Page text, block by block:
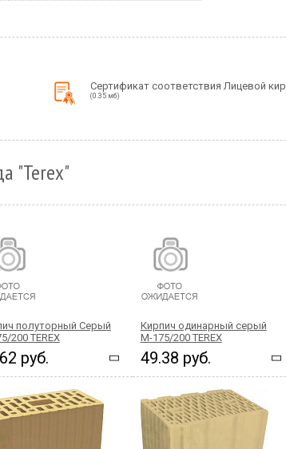
Сертификат соответствия Лицевой
(0.35 мб)
"Terex"
полуторный Серый
200 TEREX
руб.
Кирпич одинарный серый
М-175/200 TEREX
49.38 руб.